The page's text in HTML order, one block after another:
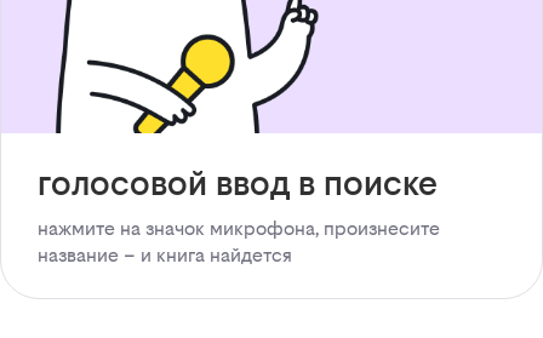
голосовой ввод в поиске
нажмите на значок микрофона, произнесите
название – и книга найдется